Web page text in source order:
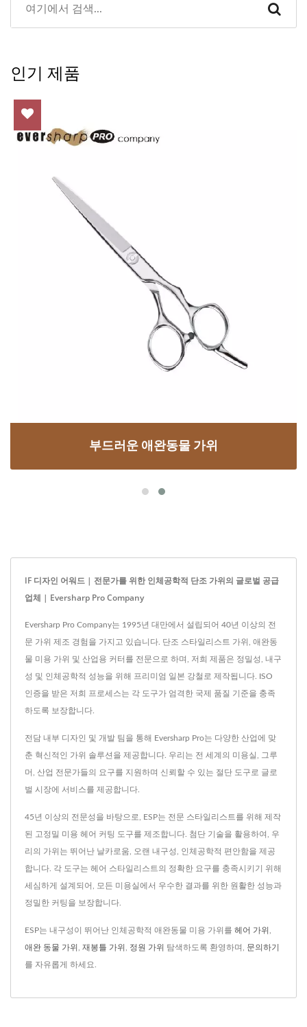
인기 제품
부드러운 애완동물 가위
IF 디자인 어워드 | 전문가를 위한 인체공학적 단조 가위의 글로벌 공급
업체 | Eversharp Pro Company
Eversharp Pro Company는 1995년 대만에서 설립되어 40년 이상의 전
문 가위 제조 경험을 가지고 있습니다. 단조 스타일리스트 가위, 애완동
물 미용 가위 및 산업용 커터를 전문으로 하며, 저희 제품은 정밀성, 내구
성 및 인체공학적 성능을 위해 프리미엄 일본 강철로 제작됩니다. ISO
인증을 받은 저희 프로세스는 각 도구가 엄격한 국제 품질 기준을 충족
하도록 보장합니다.
전담 내부 디자인 및 개발 팀을 통해 Eversharp Pro는 다양한 산업에 맞
춘 혁신적인 가위 솔루션을 제공합니다. 우리는 전 세계의 미용실, 그루
머, 산업 전문가들의 요구를 지원하며 신뢰할 수 있는 절단 도구로 글로
벌 시장에 서비스를 제공합니다.
45년 이상의 전문성을 바탕으로, ESP는 전문 스타일리스트를 위해 제작
된 고정밀 미용 헤어 커팅 도구를 제조합니다. 첨단 기술을 활용하여, 우
리의 가위는 뛰어난 날카로움, 오랜 내구성, 인체공학적 편안함을 제공
합니다. 각 도구는 헤어 스타일리스트의 정확한 요구를 충족시키기 위해
세심하게 설계되어, 모든 미용실에서 우수한 결과를 위한 원활한 성능과
정밀한 커팅을 보장합니다.
ESP는 내구성이 뛰어난 인체공학적 애완동물 미용 가위를 헤어 가위
애완 동물 가위 재봉틀 가위 정원 가위 탐색하도록 환영하며, 문의하기
를 자유롭게 하세요.